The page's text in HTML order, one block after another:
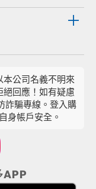
本公司名義不明來
回應！如有疑慮
詐騙專線。登入購
身帳戶安全。
APP